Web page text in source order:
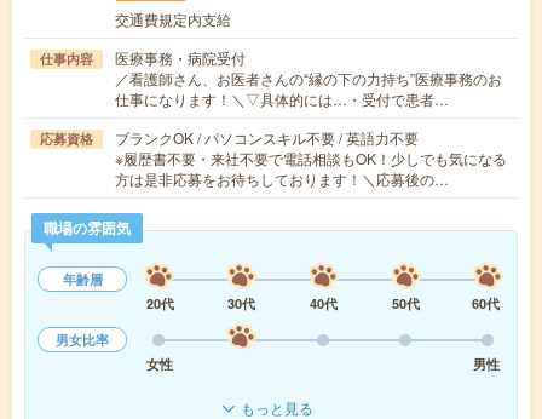
交通費規定内支給
仕事内容
医療事務・病院受付
／看護師さん、お医者さんの“縁の下の力持ち”医療事務のお
仕事になります！＼▽具体的には…・受付で患者…
応募資格
ブランクOK / パソコンスキル不要 / 英語力不要
※履歴書不要・来社不要で電話相談もOK！少しでも気になる
方は是非応募をお待ちしております！＼応募後の…
職場の雰囲気
年齢層
20代
30代 40代 50代
60代
男女比率
女性
男性
もっと見る